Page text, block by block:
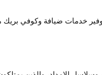
خدمات ضيافة وكوفي بريك